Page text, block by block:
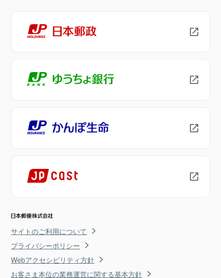
サイトのご利用について
プライバシーポリシー
Webアクセシビリティ方針
お客さま本位の業務運営に関する基本方針